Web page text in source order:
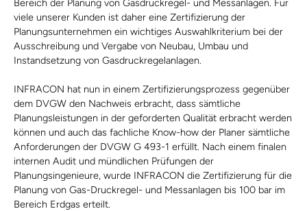
Bereich der Planung von Gasdruckregel- und Messanlagen. Für
viele unserer Kunden ist daher eine Zertifizierung der
Planungsunternehmen ein wichtiges Auswahlkriterium bei der
Ausschreibung und Vergabe von Neubau, Umbau und
Instandsetzung von Gasdruckregelanlagen.
INFRACON hat nun in einem Zertifizierungsprozess gegenüber
dem DVGW den Nachweis erbracht, dass sämtliche
Planungsleistungen in der geforderten Qualität erbracht werden
können und auch das fachliche Know-how der Planer sämtliche
Anforderungen der DVGW G 493-1 erfüllt. Nach einem finalen
internen Audit und mündlichen Prüfungen der
Planungsingenieure, wurde INFRACON die Zertifizierung für die
Planung von Gas-Druckregel- und Messanlagen bis 100 bar im
Bereich Erdgas erteilt.